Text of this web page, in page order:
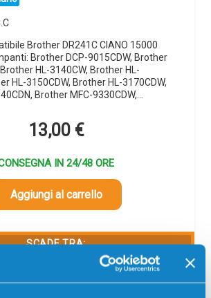
Brother DR241C CIANO 15000
Brother DCP-9015CDW, Brother
HL-3140CW, Brother HL-
HL-3150CDW, Brother HL-3170CDW,
Brother MFC-9330CDW,…
13,00 €
IN 24/48 ORE
Aggiungi al carrello
SCADE TRA:
43